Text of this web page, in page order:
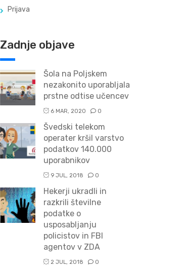
Prijava
Zadnje objave
Šola na Poljskem
nezakonito uporabljala
prstne odtise učencev
6 MAR, 2020 0
Švedski telekom
operater kršil varstvo
podatkov 140.000
uporabnikov
9 JUL, 2018 0
Hekerji ukradli in
razkrili številne
podatke o
usposabljanju
policistov in FBI
agentov v ZDA
2 JUL, 2018 0